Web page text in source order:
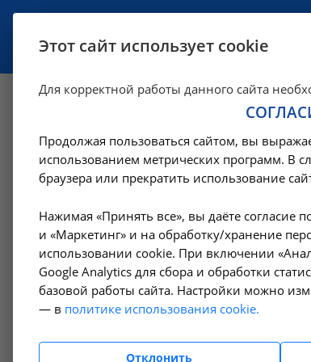
Исследование
Ангарске
Цены в Ангарске — Лабораторные исследования —
Амбулаторно-
поликлинические услуги
Гемодиализ
Этот сайт использует cookie
Для корректной работы данного сайта
Продолжая пользоваться сайтом, вы
использованием метрических программ. В
браузера или прекратить использование
Нажимая «Принять все», вы даёте согласие
и «Маркетинг» и на обработку/хранение
использовании cookie. При включении
Google Analytics для сбора и обработки
базовой работы сайта. Настройки можно
— в политике использования cookie.
Отклонить